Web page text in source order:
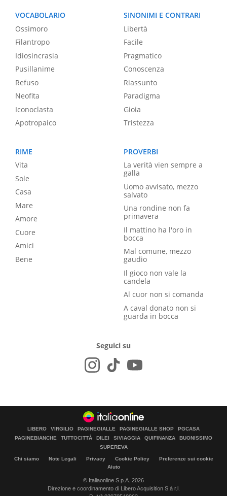
VOCABOLARIO
Ossimoro
Filantropo
Idiosincrasia
Pusillanime
Refuso
Neofita
Iconoclasta
Apotropaico
SINONIMI E CONTRARI
Libertà
Facile
Pragmatico
Conoscenza
Riassunto
Paradigma
Gioia
Tristezza
RIME
Vita
Sole
Casa
Mare
Amore
Cuore
Amici
Bene
PROVERBI
La verità vien sempre a
galla
Uomo avvisato, mezzo
salvato
Una rondine non fa
primavera
Il mattino ha l'oro in
bocca
Mal comune, mezzo
gaudio
Il gioco non vale la
candela
Al cuor non si comanda
A caval donato non si
guarda in bocca
Seguici su
LIBERO VIRGILIO PAGINEGIALLE PAGINEGIALLE SHOP
PGCASA
PAGINEBIANCHE
TUTTOCITTÀ DILEI SIVIAGGIA QUIFINANZA
BUONISSIMO
SUPEREVA
Chi siamo Note Legali Privacy Cookie Policy
Preferenze sui cookie
Aiuto
© Italiaonline S.p.A. 2026
Direzione e coordinamento di Libero Acquisition S.á r.l.